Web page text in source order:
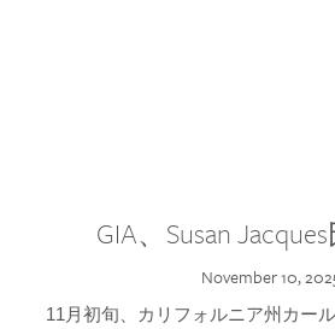
GIA、Susan
November 10,
11月初旬、カリフォルニア州カー